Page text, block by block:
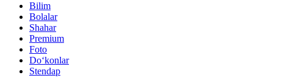
Bilim
Bolalar
Shahar
Premium
Foto
Do‘konlar
Stendap